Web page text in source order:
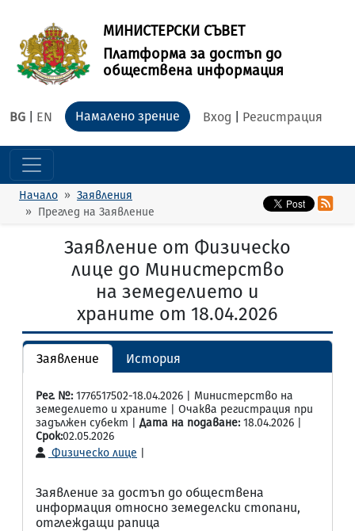
МИНИСТЕРСКИ СЪВЕТ
Платформа за достъп до
обществена информация
BG EN Вход Регистрация
Намалено зрение
Начало
Заявления
Преглед на Заявление
Заявление от Физическо
лице до Министерство
на земеделието и
храните от 18.04.2026
Заявление История
Рег. №: 1776517502-18.04.2026 | Министерство на
земеделието и храните | Очаква регистрация при
задължен субект | Дата на подаване: 18.04.2026 |
Срок:02.05.2026
Физическо лице
Заявление за достъп до обществена
информация относно земеделски стопани,
отглеждащи рапица